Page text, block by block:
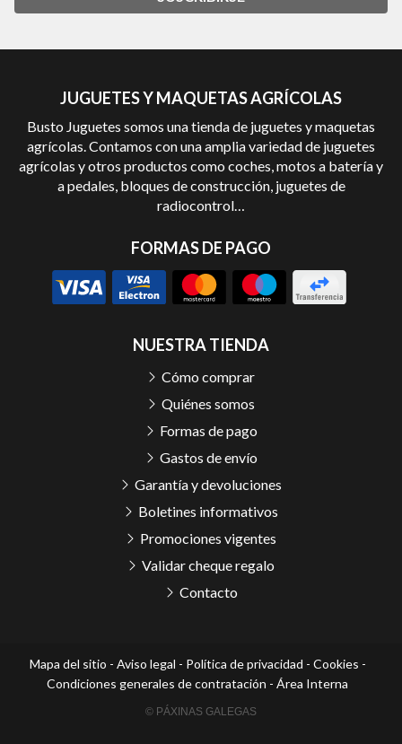
JUGUETES Y MAQUETAS AGRÍCOLAS
Busto Juguetes somos una tienda de juguetes y maquetas
agrícolas. Contamos con una amplia variedad de juguetes
agrícolas y otros productos como coches, motos a batería y
a pedales, bloques de construcción, juguetes de
radiocontrol…
FORMAS DE PAGO
NUESTRA TIENDA
Cómo comprar
Quiénes somos
Formas de pago
Gastos de envío
Garantía y devoluciones
Boletines informativos
Promociones vigentes
Validar cheque regalo
Contacto
Mapa del sitio - Aviso legal - Política de privacidad - Cookies -
Condiciones generales de contratación - Área Interna
© PÁXINAS GALEGAS